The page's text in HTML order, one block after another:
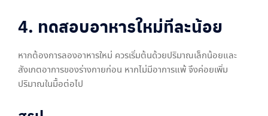
4. ทดสอบอาหารใหม่ทีละน้อย
หากต้องการลองอาหารใหม่ ควรเริ่มต้นด้วยปริมาณเล็กน้อยและ
สังเกตอาการของร่างกายก่อน หากไม่มีอาการแพ้ จึงค่อยเพิ่ม
ปริมาณในมื้อต่อไป